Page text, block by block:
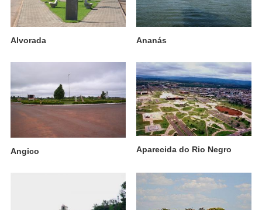
Alvorada Ananás
Angico Aparecida do Rio Negro